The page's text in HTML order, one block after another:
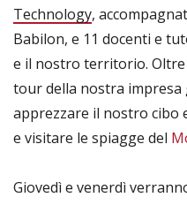
Technology,
Babilon, e 11 docenti e
e il nostro territorio.
tour della nostra
apprezzare il nostro cibo
e visitare le spiagge del
Giovedì e venerdì